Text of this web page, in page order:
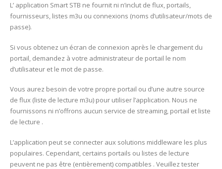
L’ application Smart STB ne fournit ni n’inclut de flux, portails,
fournisseurs, listes m3u ou connexions (noms d’utilisateur/mots de
passe).
Si vous obtenez un écran de connexion après le chargement du
portail, demandez à votre administrateur de portail le nom
d’utilisateur et le mot de passe.
Vous aurez besoin de votre propre portail ou d’une autre source
de flux (liste de lecture m3u) pour utiliser l’application. Nous ne
fournissons ni n’offrons aucun service de streaming, portail et liste
de lecture .
L’application peut se connecter aux solutions middleware les plus
populaires. Cependant, certains portails ou listes de lecture
peuvent ne pas être (entièrement) compatibles . Veuillez tester